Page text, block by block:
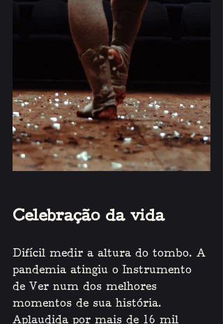
Celebração da vida
Difícil medir a altura do tombo. A
pandemia atingiu o Instrumento
de Ver num dos melhores
momentos de sua história.
Aplaudida por mais de 16 mil